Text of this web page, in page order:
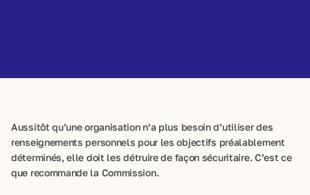
Aussitôt qu’une organisation n’a plus besoin d’utiliser des
renseignements personnels pour les objectifs préalablement
déterminés, elle doit les détruire de façon sécuritaire. C’est ce
que recommande la Commission.